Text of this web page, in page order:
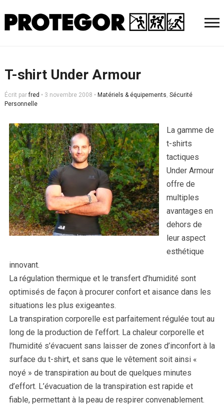
T-shirt Under Armour
Écrit parfred • 3 novembre 2008 • Matériels & équipements Sécurité
Personnelle
La gamme de
t-shirts
tactiques
Under Armour
offre de
multiples
avantages en
dehors de
leur aspect
esthétique
innovant.
La régulation thermique et le transfert d’humidité sont
optimisés de façon à procurer confort et aisance dans les
situations les plus exigeantes.
La transpiration corporelle est parfaitement régulée tout au
long de la production de l’effort. La chaleur corporelle et
l’humidité s’évacuent sans laisser de zones d’inconfort à la
surface du t-shirt, et sans que le vêtement soit ainsi «
noyé » de transpiration au bout de quelques minutes
d’effort. L’évacuation de la transpiration est rapide et
fiable, permettant à la peau de respirer convenablement.